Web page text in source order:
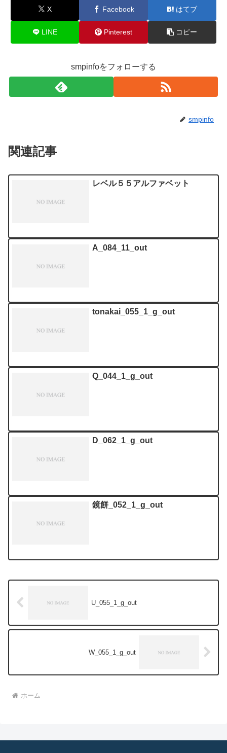
X Facebook はてブ
LINE Pinterest コピー
smpinfoをフォローする
smpinfo
関連記事
レベル５５アルファベット
A_084_11_out
tonakai_055_1_g_out
Q_044_1_g_out
D_062_1_g_out
鏡餅_052_1_g_out
U_055_1_g_out
W_055_1_g_out
ホーム